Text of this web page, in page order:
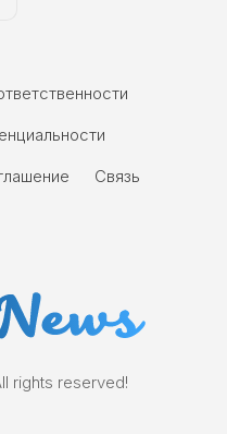
Связь
rights reserved!